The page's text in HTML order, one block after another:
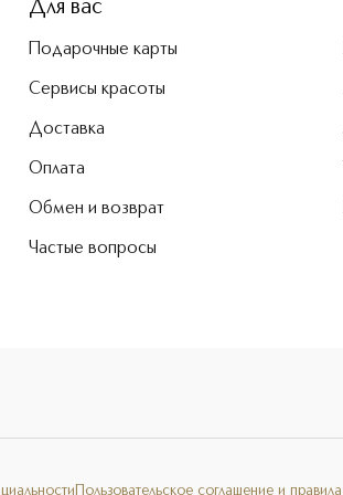
Для вас
Подарочные карты
Сервисы красоты
Доставка
Оплата
Обмен и возврат
Частые вопросы
Пользовательское соглашение и